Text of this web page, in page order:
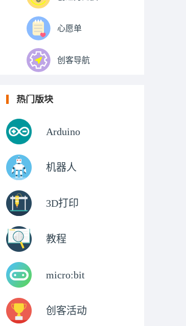
心愿单
创客导航
热门版块
Arduino
机器人
3D打印
教程
micro:bit
创客活动